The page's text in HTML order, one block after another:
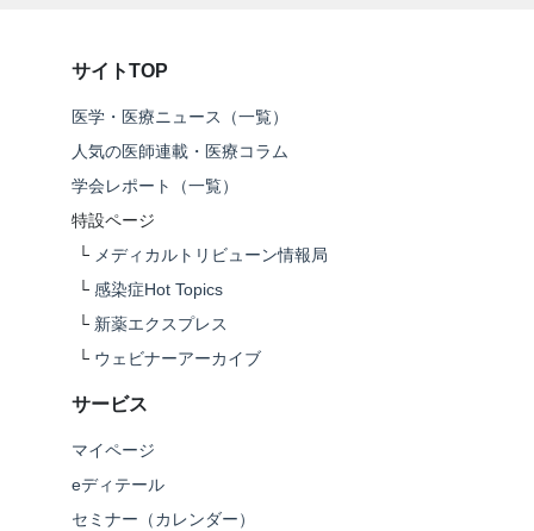
サイトTOP
医学・医療ニュース（一覧）
人気の医師連載・医療コラム
学会レポート（一覧）
特設ページ
└ メディカルトリビューン情報局
└ 感染症Hot Topics
└ 新薬エクスプレス
└ ウェビナーアーカイブ
サービス
マイページ
eディテール
セミナー（カレンダー）